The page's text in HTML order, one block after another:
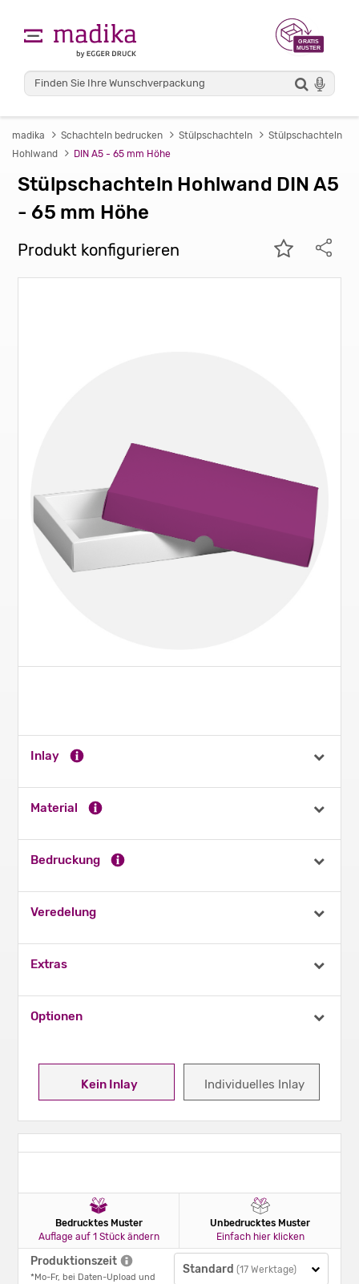
madika Schachteln bedrucken Stülpschachteln
Stülpschachteln
Hohlwand
DIN A5 - 65 mm Höhe
Stülpschachteln Hohlwand DIN A5
- 65 mm Höhe
Produkt konfigurieren
Kein Inlay Individuelles Inlay
Inlay
Material
Bedruckung
Veredelung
Extras
Optionen
Bedrucktes Muster
Auflage auf 1 Stück ändern
Unbedrucktes Muster
Einfach hier klicken
Produktionszeit
*Mo-Fr, bei Daten-Upload und
Standard (17 Werktage)